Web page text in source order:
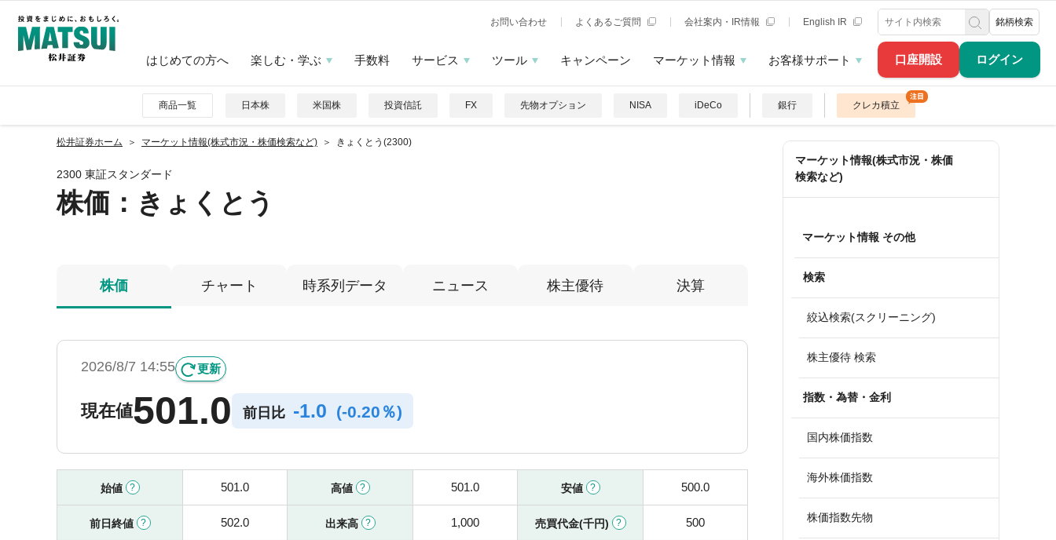
口座開設 ログイン
お問い合わせ よくあるご質問 会社案内・IR情報 English IR 銘柄検索
はじめての方へ 楽しむ・学ぶ 手数料 サービス ツール キャンペーン マーケット情報 お客様サポート
商品一覧 日本株 米国株 投資信託 FX 先物オプション NISA iDeCo 銀行 クレカ積立
松井証券ホーム マーケット情報(株式市況・株価検索など) きょくとう(2300)
2300 東証スタンダード
株価 ：きょくとう
株価 チャート 時系列データ ニュース 株主優待 決算
2026/8/7 14:55 更新
現在値501.0 前日比 -1.0 (-0.20％)
始値 501.0 高値 501.0 安値 500.0
前日終値 502.0 出来高 1,000 売買代金(千円) 500
マーケット情報(株式市況・株価
検索など)
マーケット情報 その他
検索
絞込検索(スクリーニング)
株主優待 検索
指数・為替・金利
国内株価指数
海外株価指数
株価指数先物